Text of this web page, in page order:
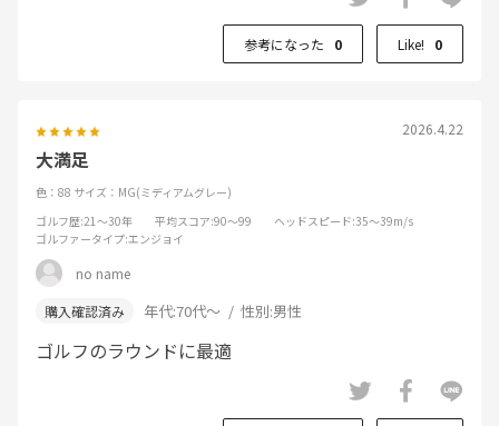
参考になった 0 Like! 0
2026.4.22
大満足
色：88 サイズ：MG(ミディアムグレー)
ゴルフ歴:21～30年 平均スコア:90～99 ヘッドスピード:35～39m/s
ゴルファータイプ:エンジョイ
no name
年代:70代～ 性別:男性
ゴルフのラウンドに最適